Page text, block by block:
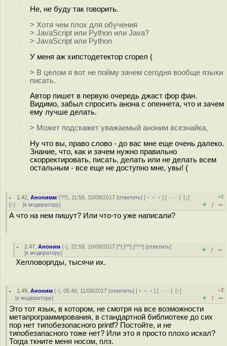
Не, не буду так говорить.
> Хотя чем плох для обучения
> JavaScript или Python или Java?
> JavaScript или Python
У меня аж хипстодетектор сгорел (
> В целом я вот не пойму зачем сегодня вообще языки
писать.
Автор пишет в первую очередь джаст фор фан.
Видимо, забыл спросить анона с опеннета, что и зачем
ему лучше делать.
> Может подскажет уважаемый аноним всезнайка,
Ну что вы, право слово - до вас мне еще очень далеко.
Знание, что, как и зачем нужно правильно
скорректировать, писать, делать или не делать всем
остальным - все еще не доступно мне, увы! (
1.42 ,Анонимм (??), 11:59, 10/09/2017 [ответить] [ ﹢﹢﹢] [ · · ·][↓]
[↑] [к модератору]
+2
+ / –
А что на нем пишут? Или что-то уже написали?
2.47 ,Аноним (-), 22:59, 10/09/2017 [^] [^^] [^^^] [ответить]
[к модератору] + / –
Хелловорлды, тысячи их.
1.49 ,Аноним (-), 05:40, 11/09/2017 [ответить] [ ﹢﹢﹢] [ · · ·][↑]
[к модератору]
–2
+ / –
Это тот язык, в котором, не смотря на все возможности
метапрограммирования, в стандартной библиотеке до сих
пор нет типобезопасного printf? Постойте, и не
типобезапасного тоже нет? Или это я просто плохо искал?
Тогда ткните меня носом, плз.